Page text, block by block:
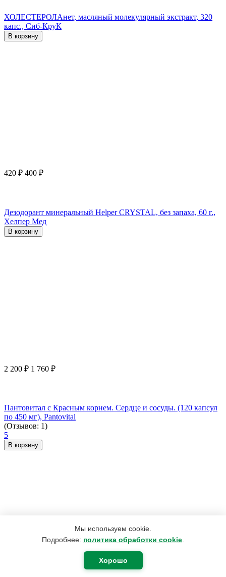
Мы используем cookie.
Подробнее: политика обработки cookie
Хорошо
ХОЛЕСТЕРОЛАнет, масляный молекулярный экстракт, 320
капс., Сиб-КруК
В корзину
420 ₽ 400 ₽
Дезодорант минеральный Helper CRYSTAL, без запаха, 60 г.,
Хелпер Мед
В корзину
2 200 ₽ 1 760 ₽
Пантовитал с Красным корнем. Сердце и сосуды. (120 капсул
по 450 мг), Pantovital
(Отзывов: 1)
5
В корзину